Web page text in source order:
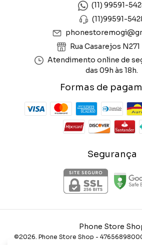
(11) 99591-
(11)99591-
Rua Casarejos
Atendimento online de
das 09h às 18h.
Formas de
Segurança
Phone Store
©2026. Phone Store Shop -